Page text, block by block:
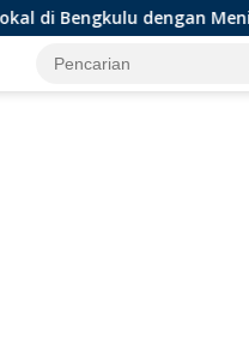
Meningkatkan Ruang